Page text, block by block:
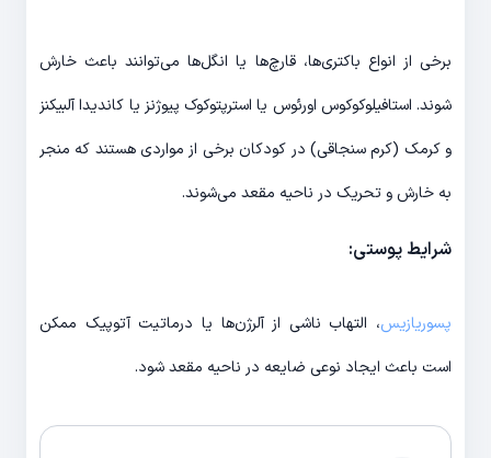
برخی از انواع باکتری‌ها، قارچ‌ها یا انگل‌ها می‌توانند باعث خارش
شوند. استافیلوکوکوس اورئوس یا استرپتوکوک پیوژنز یا کاندیدا آلبیکنز
و کرمک (کرم سنجاقی) در کودکان برخی از مواردی هستند که منجر
به خارش و تحریک در ناحیه مقعد می‌شوند.
شرایط پوستی:
پسوریازیس، التهاب ناشی از آلرژن‌ها یا درماتیت آتوپیک ممکن
است باعث ایجاد نوعی ضایعه در ناحیه مقعد شود.